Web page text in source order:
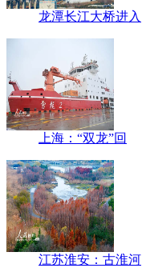
龙潭长江大桥进入
上海：“双龙”回
江苏淮安：古淮河